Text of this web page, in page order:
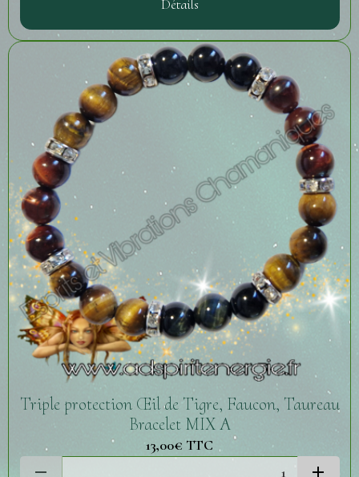
Détails
Triple protection Œil de Tigre, Faucon, Taureau
Bracelet MIX A
13,00€ TTC